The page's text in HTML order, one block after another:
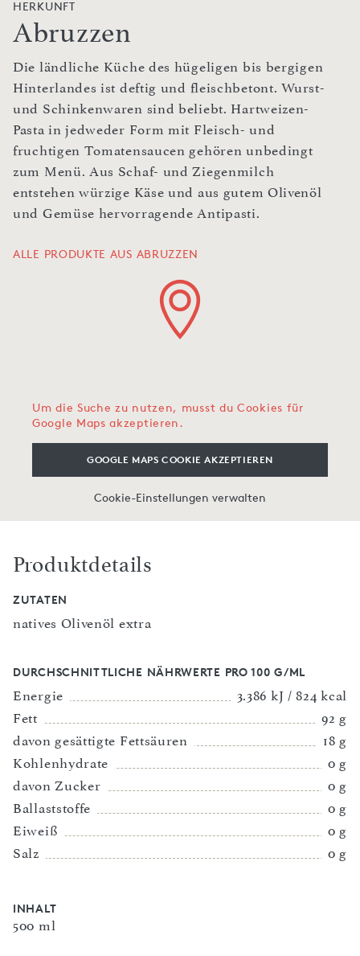
HERKUNFT
Abruzzen
Die ländliche Küche des hügeligen bis bergigen
Hinterlandes ist deftig und fleischbetont. Wurst-
und Schinkenwaren sind beliebt. Hartweizen-
Pasta in jedweder Form mit Fleisch- und
fruchtigen Tomatensaucen gehören unbedingt
zum Menü. Aus Schaf- und Ziegenmilch
entstehen würzige Käse und aus gutem Olivenöl
und Gemüse hervorragende Antipasti.
ALLE PRODUKTE AUS ABRUZZEN
Um die Suche zu nutzen, musst du Cookies für
Google Maps akzeptieren.
GOOGLE MAPS COOKIE AKZEPTIEREN
Cookie-Einstellungen verwalten
Produktdetails
ZUTATEN
natives Olivenöl extra
DURCHSCHNITTLICHE NÄHRWERTE PRO 100 G/ML
Energie
3.386 kJ / 824 kcal
Fett
92 g
davon gesättigte Fettsäuren
18 g
Kohlenhydrate
0 g
davon Zucker
0 g
Ballaststoffe
0 g
Eiweiß
0 g
Salz
0 g
INHALT
500 ml